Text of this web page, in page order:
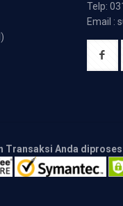
Telp:
Email :
Transaksi Anda